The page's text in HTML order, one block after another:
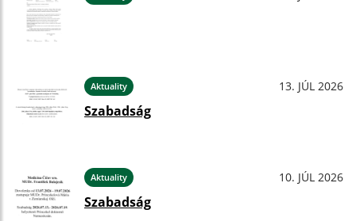
Aktuality 13. JÚL 2026
Szabadság
Aktuality 10. JÚL 2026
Szabadság